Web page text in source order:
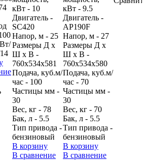
кВт - 10
Двигатель -
SC420
Напор, м - 25
Размеры Д х
Ш х В -
760х534х581
Подача, куб.м/
час - 100
Частицы мм -
30
Вес, кг - 78
Бак, л - 5.5
Тип привода -
бензиновый
В корзину
В сравнение
кВт - 9.5
Двигатель -
AP190F
Напор, м - 27
Размеры Д х
Ш х В -
760х534х580
Подача, куб.м/
час - 70
Частицы мм -
30
Вес, кг - 70
Бак, л - 5.5
Тип привода -
бензиновый
В корзину
В сравнение